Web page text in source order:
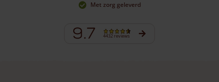
Met zorg geleverd
9.7 4432 reviews